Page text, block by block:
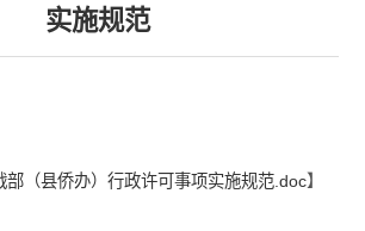
实施规范
部（县侨办）行政许可事项实施规范.doc】